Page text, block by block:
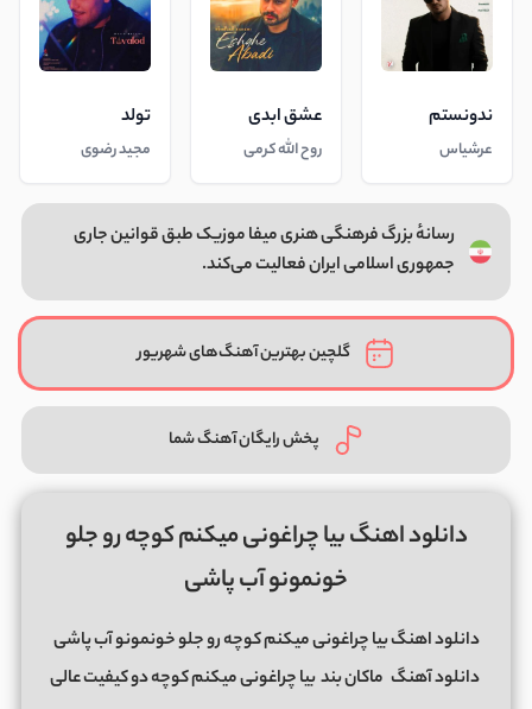
ندونستم
عرشیاس
عشق ابدی
روح الله کرمی
تولد
مجید رضوی
رسانهٔ بزرگ فرهنگی هنری میفا موزیک طبق قوانین جاری
جمهوری اسلامی ایران فعالیت می‌کند.
گلچین بهترین آهنگ‌های شهریور
پخش رایگان آهنگ شما
دانلود اهنگ بیا چراغونی میکنم کوچه رو جلو
خونمونو آب پاشی
دانلود اهنگ بیا چراغونی میکنم کوچه رو جلو خونمونو آب پاشی
دانلود آهنگ ماکان بندبیا چراغونی میکنم کوچه دو کیفیت عالی